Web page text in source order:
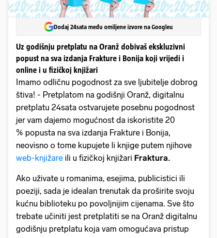
Dodaj 24sata među omiljene izvore na Googleu
Uz godišnju pretplatu na Oranž dobivaš ekskluzivni
popust na sva izdanja Frakture i Bonija koji vrijedi i
online i u fizičkoj knjižari
Imamo odličnu pogodnost za sve ljubitelje dobrog
štiva! - Pretplatom na godišnji Oranž, digitalnu
pretplatu 24sata ostvarujete posebnu pogodnost
jer vam dajemo mogućnost da iskoristite 20
% popusta na sva izdanja Frakture i Bonija,
neovisno o tome kupujete li knjige putem njihove
web-knjižare ili u fizičkoj knjižari Fraktura.
Ako uživate u romanima, esejima, publicistici ili
poeziji, sada je idealan trenutak da proširite svoju
kućnu biblioteku po povoljnijim cijenama. Sve što
trebate učiniti jest pretplatiti se na Oranž digitalnu
godišnju pretplatu koja vam omogućava pristup